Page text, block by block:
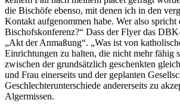
die Bischöfe ebenso, mit denen ich in den
Kontakt aufgenommen habe. Wer also spricht
Bischofskonferenz?“ Dass der Flyer das
„Akt der Anmaßung“. „Was ist von
Einrichtungen zu halten, die nicht mehr fähig
zwischen der grundsätzlich geschenkten
und Frau einerseits und der geplanten
Geschlechterunterschiede andererseits zu
Algermissen.